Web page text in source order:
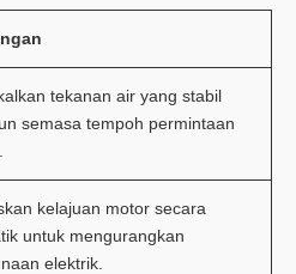
tekanan air yang stabil
semasa tempoh permintaan
kelajuan motor secara
untuk mengurangkan
elektrik.